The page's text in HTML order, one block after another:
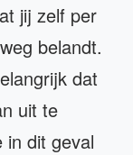
jij zelf per
belandt.
dat
uit te
in dit geval